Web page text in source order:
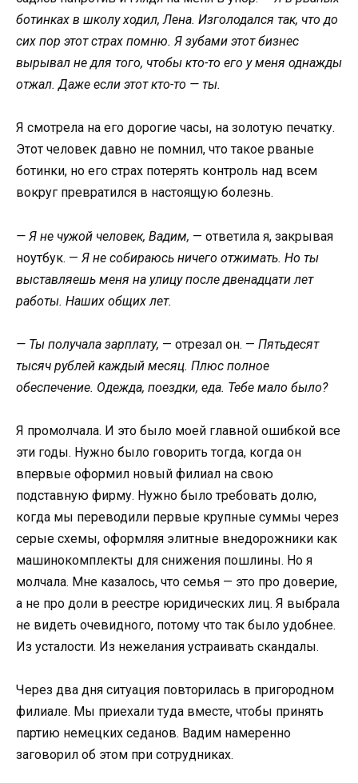
ботинках в школу ходил, Лена. Изголодался так, что до
сих пор этот страх помню. Я зубами этот бизнес
вырывал не для того, чтобы кто-то его у меня однажды
отжал. Даже если этот кто-то — ты.
Я смотрела на его дорогие часы, на золотую печатку.
Этот человек давно не помнил, что такое рваные
ботинки, но его страх потерять контроль над всем
вокруг превратился в настоящую болезнь.
— Я не чужой человек, Вадим, — ответила я, закрывая
ноутбук. — Я не собираюсь ничего отжимать. Но ты
выставляешь меня на улицу после двенадцати лет
работы. Наших общих лет.
— Ты получала зарплату, — отрезал он. — Пятьдесят
тысяч рублей каждый месяц. Плюс полное
обеспечение. Одежда, поездки, еда. Тебе мало было?
Я промолчала. И это было моей главной ошибкой все
эти годы. Нужно было говорить тогда, когда он
впервые оформил новый филиал на свою
подставную фирму. Нужно было требовать долю,
когда мы переводили первые крупные суммы через
серые схемы, оформляя элитные внедорожники как
машинокомплекты для снижения пошлины. Но я
молчала. Мне казалось, что семья — это про доверие,
а не про доли в реестре юридических лиц. Я выбрала
не видеть очевидного, потому что так было удобнее.
Из усталости. Из нежелания устраивать скандалы.
Через два дня ситуация повторилась в пригородном
филиале. Мы приехали туда вместе, чтобы принять
партию немецких седанов. Вадим намеренно
заговорил об этом при сотрудниках.